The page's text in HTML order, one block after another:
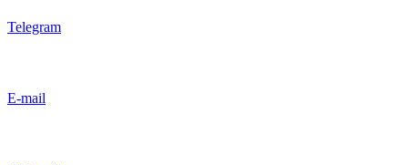
Telegram
E-mail